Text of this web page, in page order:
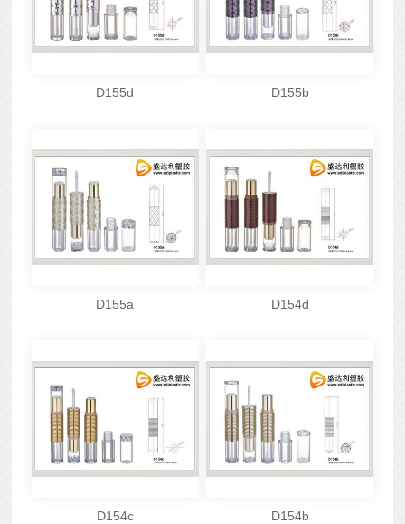
D155d D155b
D155a D154d
D154c D154b